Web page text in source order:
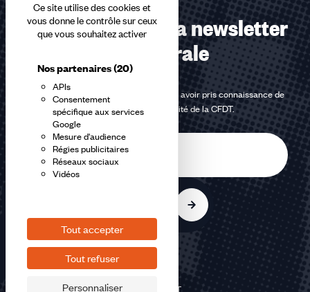
Ce site utilise des cookies et
vous donne le contrôle sur ceux
que vous souhaitez activer
Nos partenaires(20)
APIs
Consentement
spécifique aux services
Google
Mesure d'audience
Régies publicitaires
Réseaux sociaux
Vidéos
Tout accepter
Tout refuser
Personnaliser
Abonnez-vous à la newsletter
confédérale
En m'inscrivant à la newsletter, j'affirme avoir pris connaissance de
lapolitique de confidentialité de la CFDT.
©2026 CFDT